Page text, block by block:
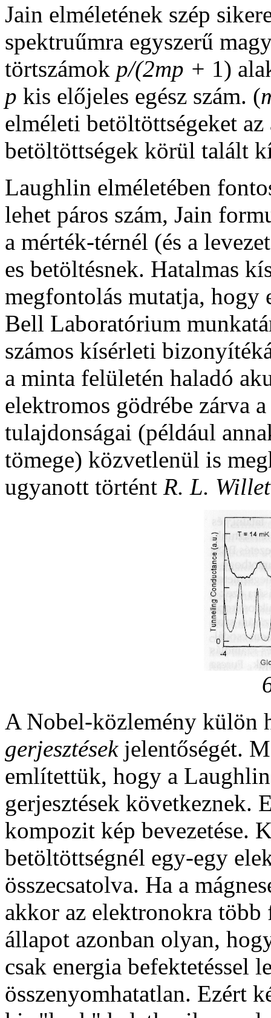
Jain elméletének szép
spektruűmra egyszerű
törtszámok p/(2mp + 1)
p kis előjeles egész szám. (
elméleti betöltöttségeket
betöltöttségek körül talált
Laughlin elméletében
lehet páros szám, Jain
a mérték-térnél (és a
es betöltésnek. Hatalmas
megfontolás mutatja, hogy
Bell Laboratórium
számos kísérleti
a minta felületén haladó
elektromos gödrébe zárva
tulajdonságai (például
tömege) közvetlenül is
ugyanott történt R. L.
A Nobel-közlemény külön
gerjesztések jelentőségét.
említettük, hogy a
gerjesztések következnek.
kompozit kép bevezetése.
betöltöttségnél egy-egy
összecsatolva. Ha a
akkor az elektronokra
állapot azonban olyan,
csak energia befektetéssel
összenyomhatatlan. Ezért